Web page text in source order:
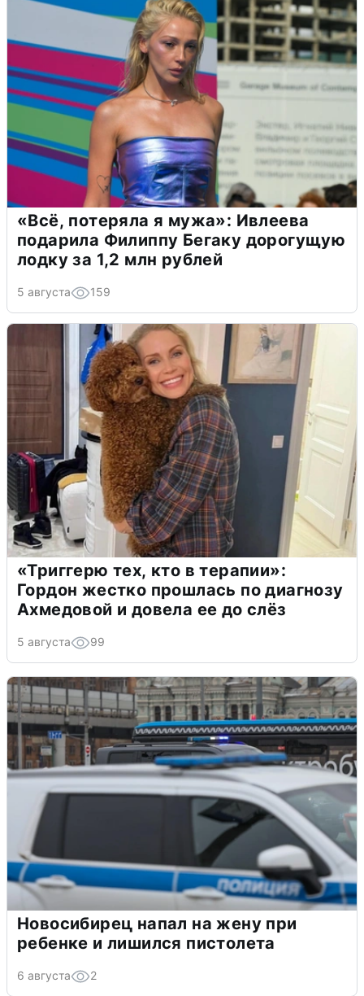
«Всё, потеряла я мужа»: Ивлеева
подарила Филиппу Бегаку дорогущую
лодку за 1,2 млн рублей
5 августа 159
«Триггерю тех, кто в терапии»:
Гордон жестко прошлась по диагнозу
Ахмедовой и довела ее до слёз
5 августа 99
Новосибирец напал на жену при
ребенке и лишился пистолета
6 августа 2